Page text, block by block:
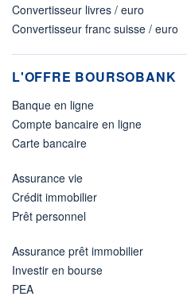
Convertisseur livres / euro
Convertisseur franc suisse / euro
L'OFFRE BOURSOBANK
Banque en ligne
Compte bancaire en ligne
Carte bancaire
Assurance vie
Crédit immobilier
Prêt personnel
Assurance prêt immobilier
Investir en bourse
PEA